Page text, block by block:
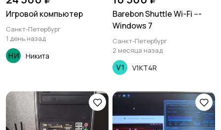
Игровой компьютер
Санкт-Петербург
1 день назад
Никита
Barebon Shuttle Wi-Fi ---
Windows 7
Санкт-Петербург
2 месяца назад
V1KT4R